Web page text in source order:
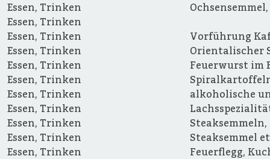
Essen, Trinken
Essen, Trinken
Essen, Trinken
Vorführung
Essen, Trinken
Orientalischer
Essen, Trinken
Feuerwurst im
Essen, Trinken
Essen, Trinken
alkoholische
Essen, Trinken
Essen, Trinken
Essen, Trinken
Steaksemmel
Essen, Trinken
Feuerflegg,